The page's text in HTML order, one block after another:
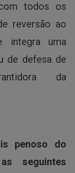
todos os
reversão ao
integra uma
de defesa de
da
penoso do
seguintes